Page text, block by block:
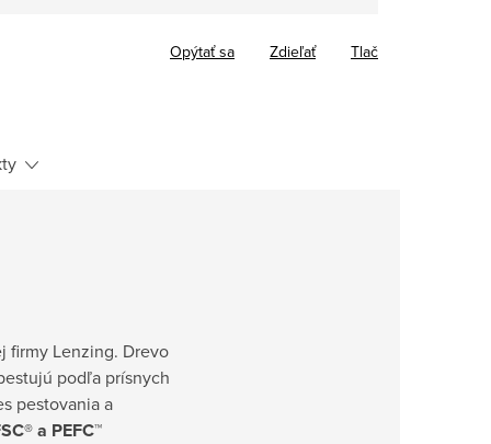
Tlač
Opýtať sa Zdieľať
firmy Lenzing. Drevo
podľa prísnych
pestovania a
a PEFC™